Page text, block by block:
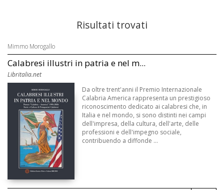
Risultati trovati
Mimmo Morogallo
Calabresi illustri in patria e nel m...
Libritalia.net
Da oltre trent'anni il Premio Internazionale
Calabria America rappresenta un prestigioso
riconoscimento dedicato ai calabresi che, in
Italia e nel mondo, si sono distinti nei campi
dell'impresa, della cultura, dell'arte, delle
professioni e dell'impegno sociale,
contribuendo a diffonde ...